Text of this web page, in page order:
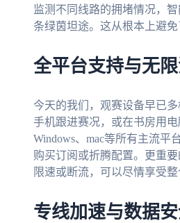
监测不同线路的拥堵情况，
条绿茵坦途。这从根本上避
全平台支持与无
今天的我们，观赛设备早已
手机跟进赛况，或在书房用
Windows、mac等所有主流
购买订阅或折腾配置。更重
限速或断流，可以尽情享受整
专线加速与数据